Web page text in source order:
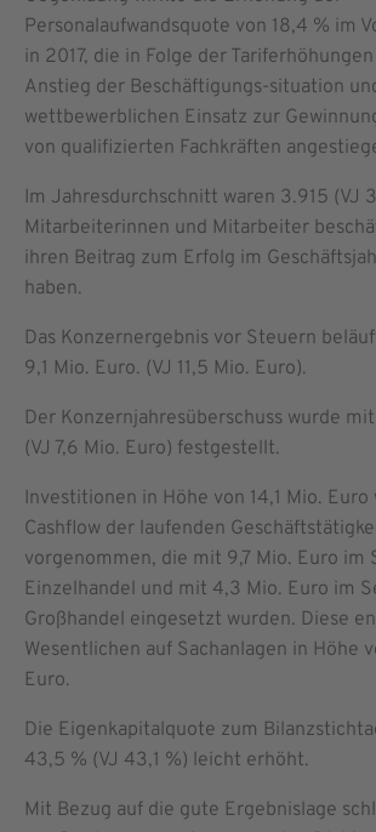
Personalaufwandsquote von 18,4 % im
in 2017, die in Folge der
Anstieg der Beschäftigungs-situation
wettbewerblichen Einsatz zur
von qualifizierten Fachkräften
Im Jahresdurchschnitt waren 3.915 (VJ
Mitarbeiterinnen und Mitarbeiter
ihren Beitrag zum Erfolg im
haben.
Das Konzernergebnis vor Steuern
9,1 Mio. Euro. (VJ 11,5 Mio. Euro).
Der Konzernjahresüberschuss wurde
(VJ 7,6 Mio. Euro) festgestellt.
Investitionen in Höhe von 14,1 Mio. Euro
Cashflow der laufenden
vorgenommen, die mit 9,7 Mio. Euro im
Einzelhandel und mit 4,3 Mio. Euro im
Großhandel eingesetzt wurden. Diese
Wesentlichen auf Sachanlagen in Höhe
Euro.
Die Eigenkapitalquote zum
43,5 % (VJ 43,1 %) leicht erhöht.
Mit Bezug auf die gute Ergebnislage